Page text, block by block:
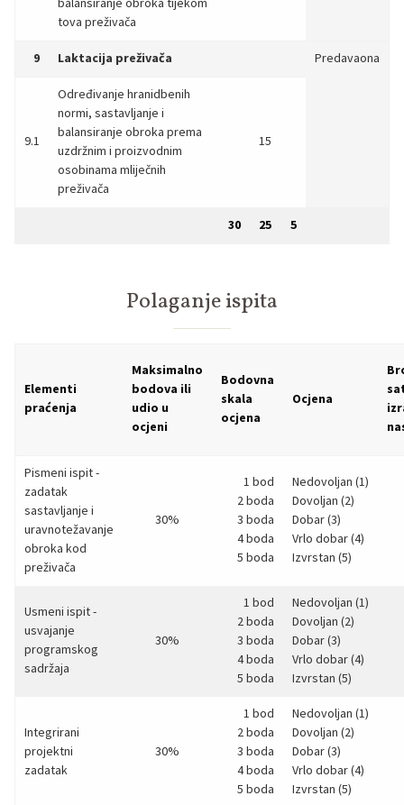
tova preživača
9 Laktacija preživača Predavaona
9.1
Određivanje hranidbenih
normi, sastavljanje i
balansiranje obroka prema
uzdržnim i proizvodnim
osobinama mliječnih
preživača
15
30 25 5
Polaganje ispita
Elementi
praćenja
Maksimalno
bodova ili
udio u
ocjeni
Bodovna
skala
ocjena
Ocjena
Pismeni ispit -
zadatak
sastavljanje i
uravnotežavanje
obroka kod
preživača
30%
1 bod
2 boda
3 boda
4 boda
5 boda
Nedovoljan (1)
Dovoljan (2)
Dobar (3)
Vrlo dobar (4)
Izvrstan (5)
Usmeni ispit -
usvajanje
programskog
sadržaja
30%
1 bod
2 boda
3 boda
4 boda
5 boda
Nedovoljan (1)
Dovoljan (2)
Dobar (3)
Vrlo dobar (4)
Izvrstan (5)
Integrirani
projektni
zadatak
30%
1 bod
2 boda
3 boda
4 boda
5 boda
Nedovoljan (1)
Dovoljan (2)
Dobar (3)
Vrlo dobar (4)
Izvrstan (5)